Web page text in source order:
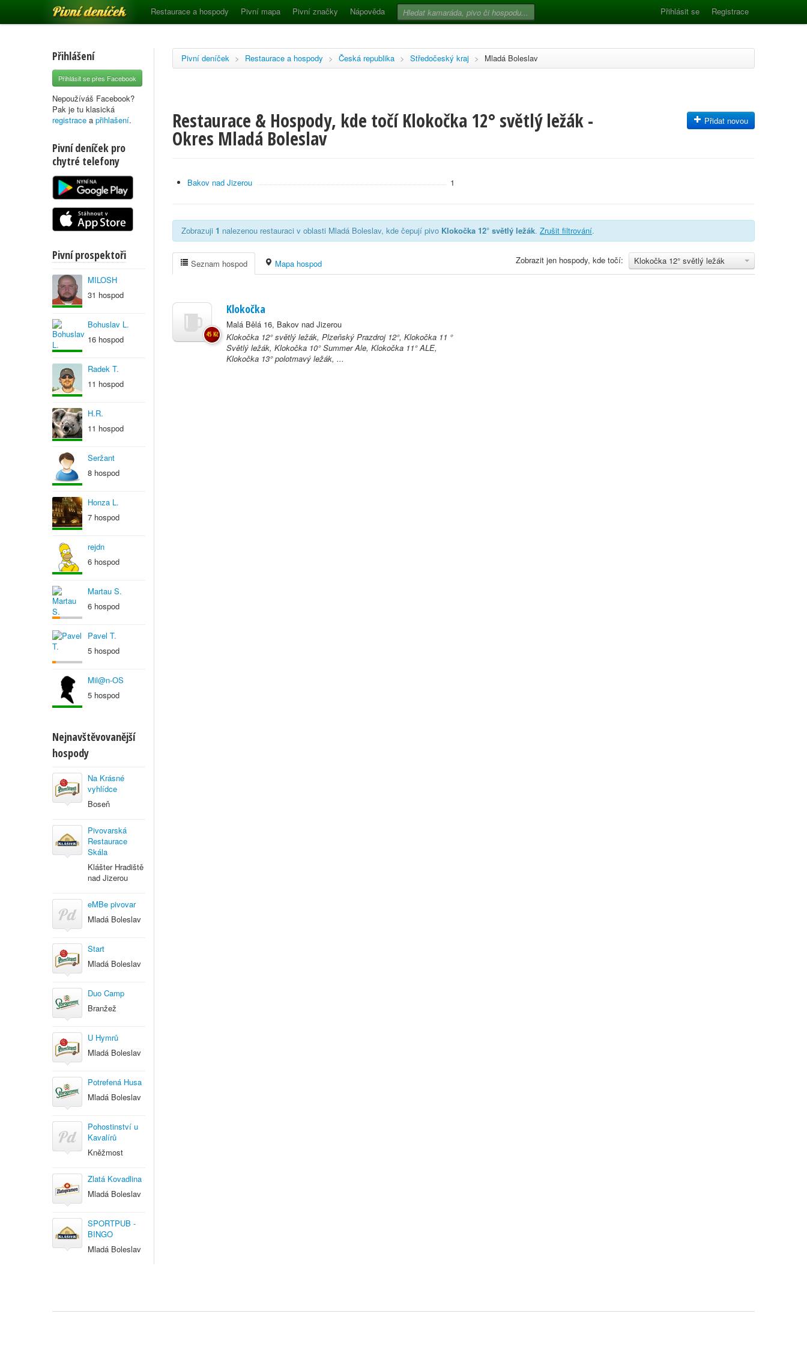
Pivní deníček Restaurace a hospody Pivní mapa Pivní značky Nápověda Přihlásit se Registrace
Přihlášení
Přihlásit se přes Facebook
Nepoužíváš Facebook?
Pak je tu klasická
registrace a přihlašení.
Pivní deníček pro
chytré telefony
Pivní prospektoři
MILOSH
31 hospod
Bohuslav L.
16 hospod
Radek T.
11 hospod
H.R.
11 hospod
Seržant
8 hospod
Honza L.
7 hospod
rejdn
6 hospod
Martau S.
6 hospod
Pavel T.
5 hospod
Mil@n-OS
5 hospod
Nejnavštěvovanější
hospody
Na Krásné
vyhlídce
Boseň
Pivovarská
Restaurace
Skála
Klášter Hradiště
nad Jizerou
eMBe pivovar
Mladá Boleslav
Start
Mladá Boleslav
Duo Camp
Branžež
U Hymrů
Mladá Boleslav
Potrefená Husa
Mladá Boleslav
Pohostinství u
Kavalírů
Kněžmost
Zlatá Kovadlina
Mladá Boleslav
SPORTPUB -
BINGO
Mladá Boleslav
Pivní deníček > Restaurace a hospody > Česká republika > Středočeský kraj > Mladá Boleslav
Restaurace & Hospody, kde točí Klokočka 12° světlý ležák -
Okres Mladá Boleslav
Přidat novou
Bakov nad Jizerou 1
Zobrazuji 1 nalezenou restauraci v oblasti Mladá Boleslav, kde čepují pivo Klokočka 12° světlý ležák. Zrušit filtrování.
Klokočka 12° světlý ležák
Zobrazit jen hospody, kde točí:
Seznam hospod Mapa hospod
Klokočka
Malá Bělá 16, Bakov nad Jizerou
Klokočka 12° světlý ležák, Plzeňský Prazdroj 12°, Klokočka 11 °
Světlý ležák, Klokočka 10° Summer Ale, Klokočka 11° ALE,
Klokočka 13° polotmavý ležák, ...
45 Kč